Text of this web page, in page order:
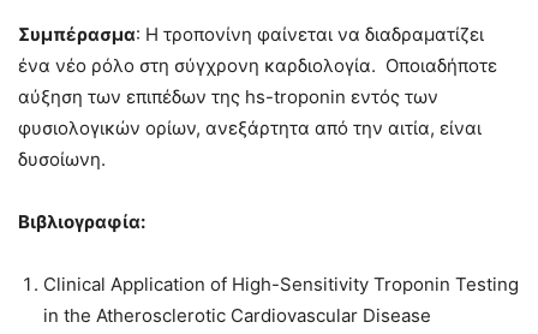
Συμπέρασμα: Η τροπονίνη φαίνεται να διαδραματίζει
ένα νέο ρόλο στη σύγχρονη καρδιολογία. Οποιαδήποτε
αύξηση των επιπέδων της hs-troponin εντός των
φυσιολογικών ορίων, ανεξάρτητα από την αιτία, είναι
δυσοίωνη.
Βιβλιογραφία:
Clinical Application of High-Sensitivity Troponin Testing
in the Atherosclerotic Cardiovascular Disease